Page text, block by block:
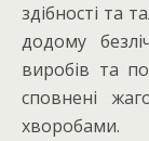
здібності та
додому
виробів та
сповнені
хворобами.